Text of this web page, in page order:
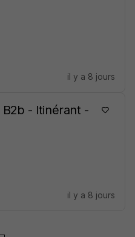
il y a 8 jours
- Itinérant -
il y a 8 jours